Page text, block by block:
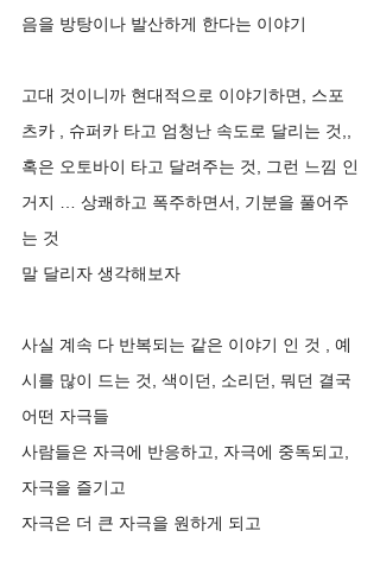
음을 방탕이나 발산하게 한다는 이야기
고대 것이니까 현대적으로 이야기하면, 스포
츠카 , 슈퍼카 타고 엄청난 속도로 달리는 것,,
혹은 오토바이 타고 달려주는 것, 그런 느낌 인
거지 … 상쾌하고 폭주하면서, 기분을 풀어주
는 것
말 달리자 생각해보자
사실 계속 다 반복되는 같은 이야기 인 것 , 예
시를 많이 드는 것, 색이던, 소리던, 뭐던 결국
어떤 자극들
사람들은 자극에 반응하고, 자극에 중독되고,
자극을 즐기고
자극은 더 큰 자극을 원하게 되고